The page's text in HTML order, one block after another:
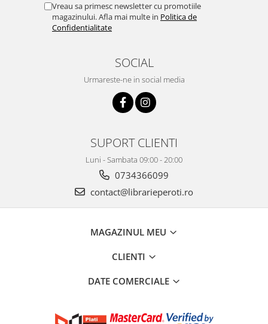
Vreau sa primesc newsletter cu promotiile
magazinului. Afla mai multe in Politica de
Confidentialitate
SOCIAL
Urmareste-ne in social media
SUPORT CLIENTI
Luni - Sambata 09:00 - 20:00
0734366099
contact@librarieperoti.ro
MAGAZINUL MEU
CLIENTI
DATE COMERCIALE